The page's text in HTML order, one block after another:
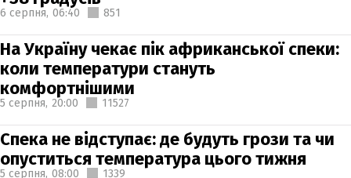
6 серпня, 06:40 851
На Україну чекає пік африканської спеки:
коли температури стануть
комфортнішими
5 серпня, 20:00 11527
Спека не відступає: де будуть грози та чи
опуститься температура цього тижня
5 серпня, 08:00 1339